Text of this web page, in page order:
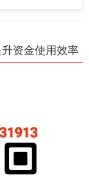
资金使用效率